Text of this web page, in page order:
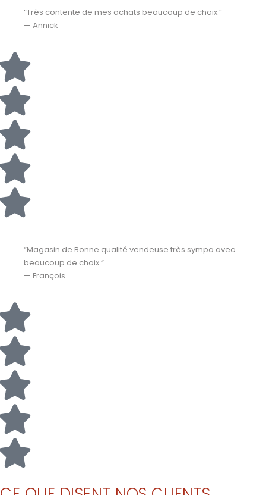
“Très contente de mes achats beaucoup de choix.”
— Annick
“Magasin de Bonne qualité vendeuse très sympa avec
beaucoup de choix.”
— François